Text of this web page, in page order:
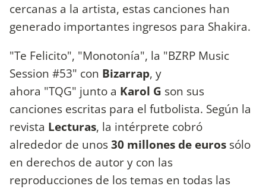
cercanas a la artista, estas canciones han
generado importantes ingresos para Shakira.
"Te Felicito", "Monotonía", la "BZRP Music
Session #53" con Bizarrap, y
ahora "TQG" junto a Karol G son sus
canciones escritas para el futbolista. Según la
revista Lecturas, la intérprete cobró
alrededor de unos30 millones de euros sólo
en derechos de autor y con las
reproducciones de los temas en todas las